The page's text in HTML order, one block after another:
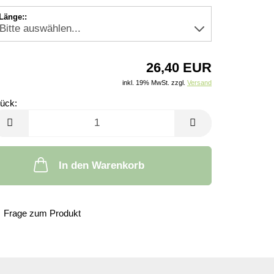
26,40 EUR
inkl. 19% MwSt. zzgl. Versand
In den Warenkorb
Frage zum Produkt